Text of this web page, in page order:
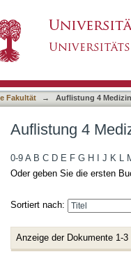
Fakultät → Auflistung 4
Auflistung 4
0-9 A B C D E F G H J K L
Oder geben Sie die ersten
Sortiert nach:
Anzeige der Dokumente 1-3